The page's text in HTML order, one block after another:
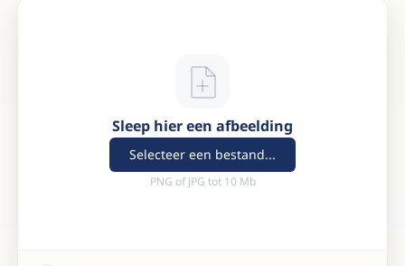
Sleep hier een afbeelding
Selecteer een bestand...
PNG of JPG tot 10 Mb